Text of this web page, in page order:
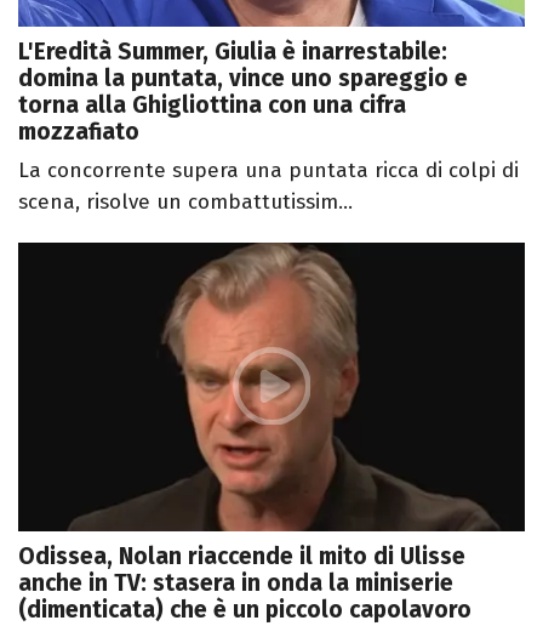
L'Eredità Summer, Giulia è inarrestabile:
domina la puntata, vince uno spareggio e
torna alla Ghigliottina con una cifra
mozzafiato
La concorrente supera una puntata ricca di colpi di
scena, risolve un combattutissim...
Odissea, Nolan riaccende il mito di Ulisse
anche in TV: stasera in onda la miniserie
(dimenticata) che è un piccolo capolavoro